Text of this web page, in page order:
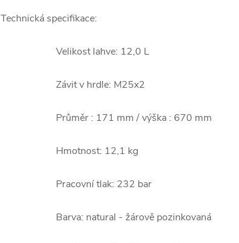
Technická specifikace:
Velikost lahve: 12,0 L
Závit v hrdle: M25x2
Průměr : 171 mm / výška : 670 mm
Hmotnost: 12,1 kg
Pracovní tlak: 232 bar
Barva: natural - žárově pozinkovaná